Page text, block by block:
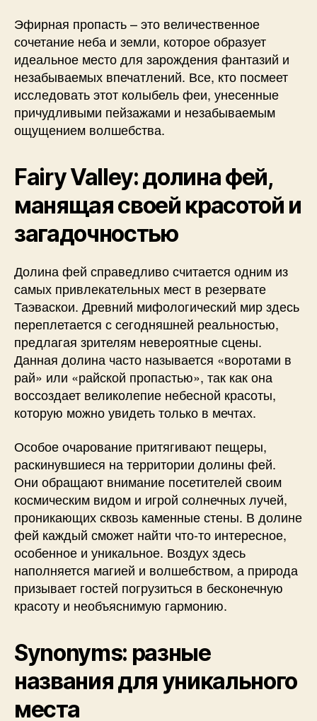
Эфирная пропасть – это величественное
сочетание неба и земли, которое образует
идеальное место для зарождения фантазий и
незабываемых впечатлений. Все, кто посмеет
исследовать этот колыбель феи, унесенные
причудливыми пейзажами и незабываемым
ощущением волшебства.
Fairy Valley: долина фей,
манящая своей красотой и
загадочностью
Долина фей справедливо считается одним из
самых привлекательных мест в резервате
Таэваскои. Древний мифологический мир здесь
переплетается с сегодняшней реальностью,
предлагая зрителям невероятные сцены.
Данная долина часто называется «воротами в
рай» или «райской пропастью», так как она
воссоздает великолепие небесной красоты,
которую можно увидеть только в мечтах.
Особое очарование притягивают пещеры,
раскинувшиеся на территории долины фей.
Они обращают внимание посетителей своим
космическим видом и игрой солнечных лучей,
проникающих сквозь каменные стены. В долине
фей каждый сможет найти что-то интересное,
особенное и уникальное. Воздух здесь
наполняется магией и волшебством, а природа
призывает гостей погрузиться в бесконечную
красоту и необъяснимую гармонию.
Synonyms: разные
названия для уникального
места